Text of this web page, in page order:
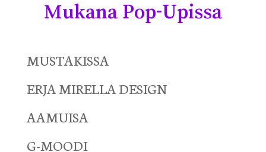
Mukana Pop-Upissa
MUSTAKISSA
ERJA MIRELLA DESIGN
AAMUISA
G-MOODI